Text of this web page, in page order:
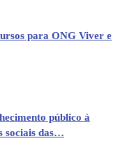
para ONG Viver e
público à
sociais das…